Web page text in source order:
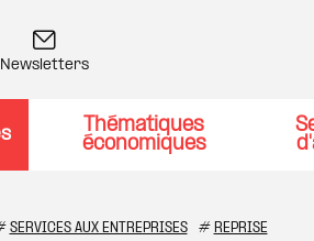
Newsletters
Thématiques
économiques
SERVICES AUX ENTREPRISES # REPRISE